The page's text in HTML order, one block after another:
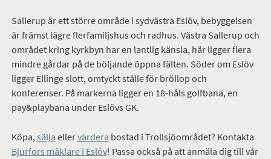
Sallerup är ett större område i sydvästra Eslöv, bebyggelsen
är främst lägre flerfamiljshus och radhus. Västra Sallerup och
området kring kyrkbyn har en lantlig känsla, här ligger flera
mindre gårdar på de böljande öppna fälten. Söder om Eslöv
ligger Ellinge slott, omtyckt ställe för bröllop och
konferenser. På markerna ligger en 18-håls golfbana, en
pay&playbana under Eslövs GK.
Köpa,sälja ellervärdera bostad i Trollsjöområdet? Kontakta
Bjurfors mäklare i Eslöv! Passa också på att anmäla dig till vår